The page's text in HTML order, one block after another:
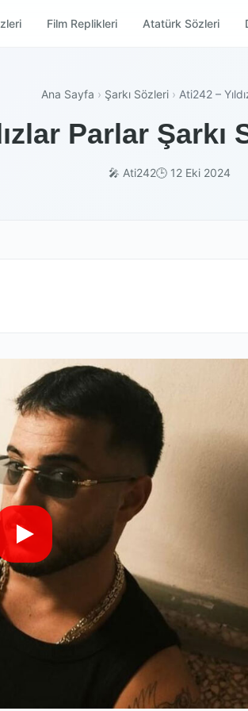
Film Replikleri Atatürk Sözleri
Ana Sayfa › Şarkı Sözleri › Ati242 –
Parlar Şarkı
🎤 Ati242🕒 12 Eki 2024